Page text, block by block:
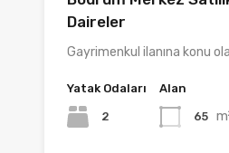
Daireler
Gayrimenkul ilanına konu
Yatak Odaları
2
Alan
65